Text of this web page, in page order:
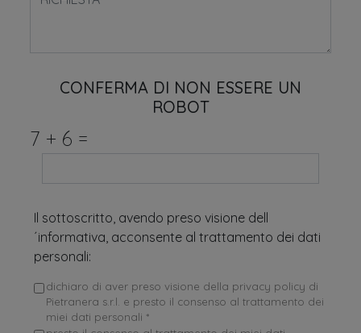
CONFERMA DI NON ESSERE UN
ROBOT
7 + 6 =
Il sottoscritto, avendo preso visione dell
´informativa, acconsente al trattamento dei dati
personali:
dichiaro di aver preso visione della privacy policy di
Pietranera s.r.l. e presto il consenso al trattamento dei
miei dati personali *